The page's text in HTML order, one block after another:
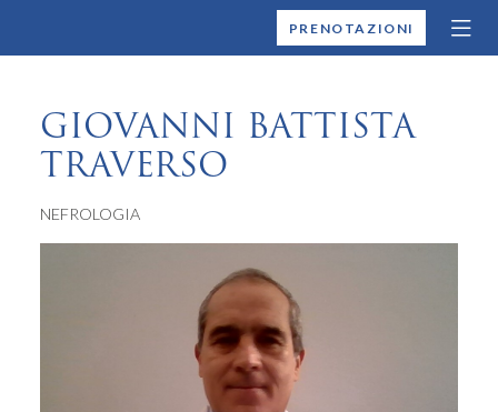
MONTALLEGROPRENOTAZIONI
GIOVANNI BATTISTA
TRAVERSO
NEFROLOGIA